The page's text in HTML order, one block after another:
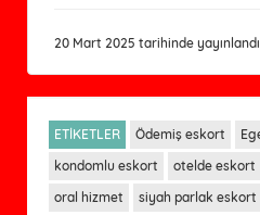
20 Mart 2025 tarihinde
ETİKETLER Ödemiş eskort
kondomlu eskort
otelde eskort
oral hizmet
siyah parlak eskort